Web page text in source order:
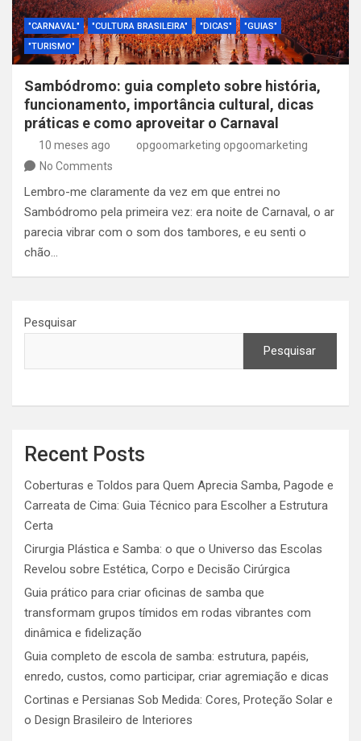
"CARNAVAL" "CULTURA BRASILEIRA" "DICAS"
"GUIAS"
"TURISMO"
Sambódromo: guia completo sobre história,
funcionamento, importância cultural, dicas
práticas e como aproveitar o Carnaval
10 meses ago
opgoomarketing opgoomarketing
No Comments
Lembro-me claramente da vez em que entrei no
Sambódromo pela primeira vez: era noite de Carnaval, o ar
parecia vibrar com o som dos tambores, e eu senti o
chão…
Pesquisar
Pesquisar
Recent Posts
Coberturas e Toldos para Quem Aprecia Samba, Pagode e
Carreata de Cima: Guia Técnico para Escolher a Estrutura
Certa
Cirurgia Plástica e Samba: o que o Universo das Escolas
Revelou sobre Estética, Corpo e Decisão Cirúrgica
Guia prático para criar oficinas de samba que
transformam grupos tímidos em rodas vibrantes com
dinâmica e fidelização
Guia completo de escola de samba: estrutura, papéis,
enredo, custos, como participar, criar agremiação e dicas
Cortinas e Persianas Sob Medida: Cores, Proteção Solar e
o Design Brasileiro de Interiores